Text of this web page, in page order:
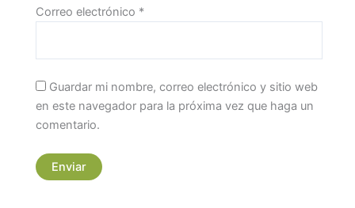
Correo electrónico *
Guardar mi nombre, correo electrónico y sitio web
en este navegador para la próxima vez que haga un
comentario.